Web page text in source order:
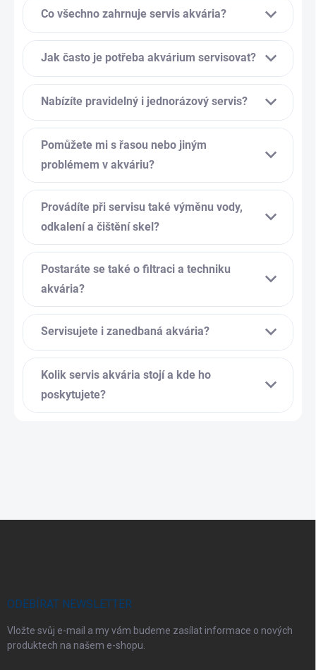
Co všechno zahrnuje servis akvária?
Jak často je potřeba akvárium servisovat?
Nabízíte pravidelný i jednorázový servis?
Pomůžete mi s řasou nebo jiným
problémem v akváriu?
Provádíte při servisu také výměnu vody,
odkalení a čištění skel?
Postaráte se také o filtraci a techniku
akvária?
Servisujete i zanedbaná akvária?
Kolik servis akvária stojí a kde ho
poskytujete?
ODEBÍRAT NEWSLETTER
Vložte svůj e-mail a my vám budeme zasílat informace o nových
produktech na našem e-shopu.